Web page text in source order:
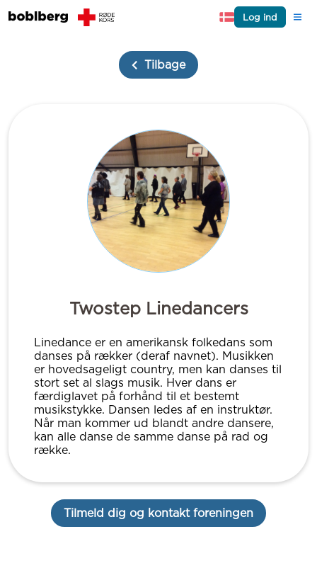
Log ind
Tilbage
Twostep Linedancers
Linedance er en amerikansk folkedans som
danses på rækker (deraf navnet). Musikken
er hovedsageligt country, men kan danses til
stort set al slags musik. Hver dans er
færdiglavet på forhånd til et bestemt
musikstykke. Dansen ledes af en instruktør.
Når man kommer ud blandt andre dansere,
kan alle danse de samme danse på rad og
række.
Tilmeld dig og kontakt foreningen